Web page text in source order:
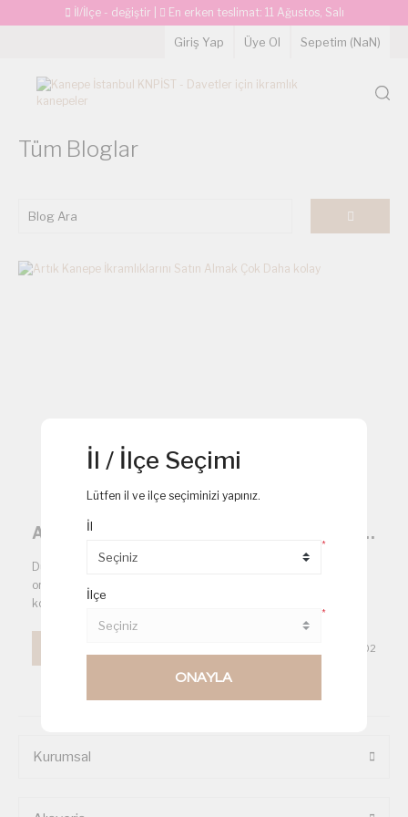
İl/İlçe - değiştir En erken teslimat: 11 Ağustos, Salı
Giriş Yap Üye Ol Sepetim (NaN)
Tüm Bloglar
Artık Kanepe İkramlıklarını Satın Almak Çok Daha kolay
Düğün, Davet, Kokteyl, Açılış, Doğum Günü ve Bebek
organizasyonları için kanepe ve ikramlık siparişleri vermek çok
kolaylaştı.
18:02
Kurumsal
İl / İlçe Seçimi
Lütfen il ve ilçe seçiminizi yapınız.
İl
*
İlçe
*
ONAYLA